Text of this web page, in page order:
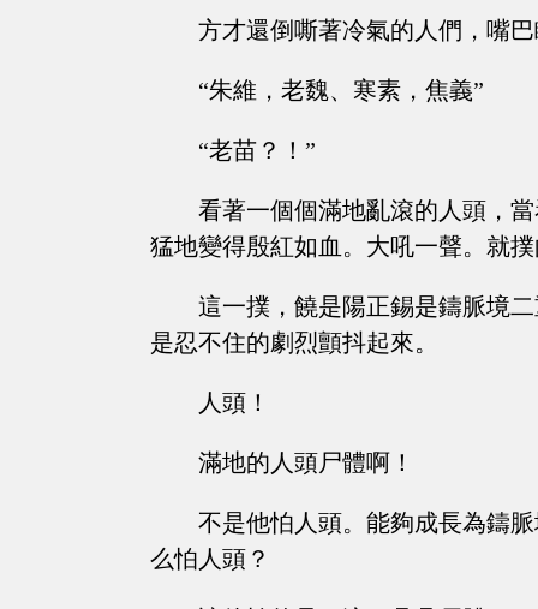
方才還倒嘶著冷氣的人們，嘴
“朱維，老魏、寒素，焦義”
“老苗？！”
看著一個個滿地亂滾的人頭，
猛地變得殷紅如血。大吼一聲。就
這一撲，饒是陽正錫是鑄脈境
是忍不住的劇烈顫抖起來。
人頭！
滿地的人頭尸體啊！
不是他怕人頭。能夠成長為鑄
么怕人頭？